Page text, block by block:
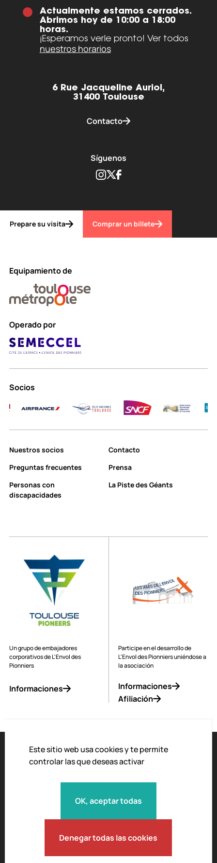
Este sitio web usa cookies y te permite
controlar las que deseas activar
OK, aceptar todas
Denegar todas las cookies
Actualmente estamos cerrados.
Abrimos hoy de 10:00 a 18:00
horas.
¡Esperamos verle pronto! Ver todos
nuestros horarios
6 Rue Jacqueline Auriol,
31400 Toulouse
Contacto
Síguenos
Instagram
TwitterFacebook
Prepare su visita Comprar un billete
Equipamiento de
Operado por
Socios
Nuestros socios
Contacto
Preguntas frecuentes
Prensa
Personas con
discapacidades
La Piste des Géants
Un grupo de embajadores
corporativos de L'Envol des
Pionniers
Informaciones
Participe en el desarrollo de
L'Envol des Pionniers uniéndose a
la asociación
Informaciones
Afiliación
Accesibilidad
El aviso legal
Política de privacidad
Condiciones generales de venta
Carta de moderación